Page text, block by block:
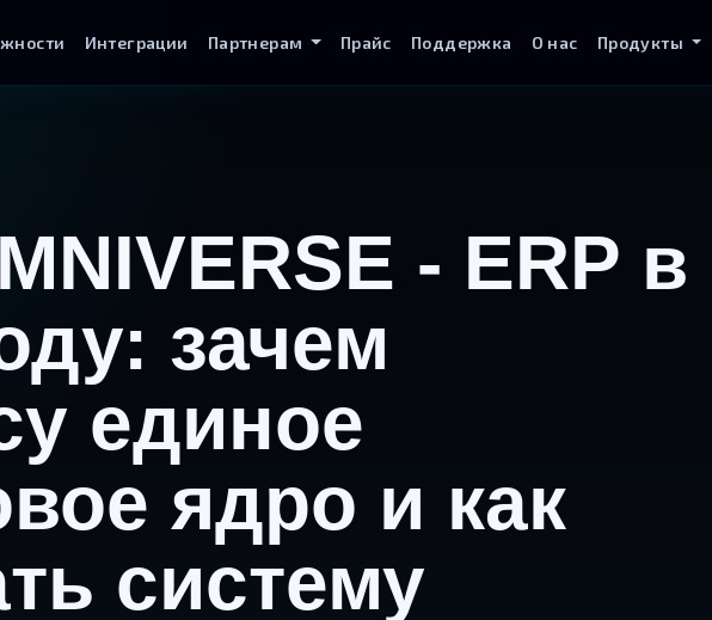
Интеграции Партнерам Прайс Поддержка О нас Продукты
- ERP в
зачем
единое
ядро и как
систему